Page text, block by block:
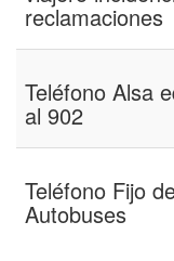
reclamaciones
Teléfono Alsa
al 902
Teléfono Fijo
Autobuses